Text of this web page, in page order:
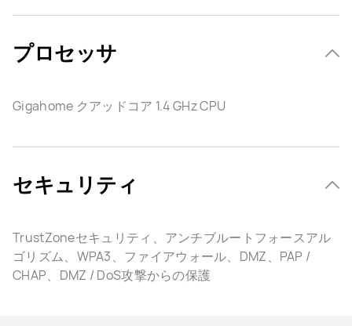
プロセッサ
Gigahome クアッドコア 1.4 GHz CPU
セキュリティ
TrustZoneセキュリティ、アンチブルートフォースアル
ゴリズム、WPA3、ファイアウォール、DMZ、PAP /
CHAP、DMZ / DoS攻撃からの保護